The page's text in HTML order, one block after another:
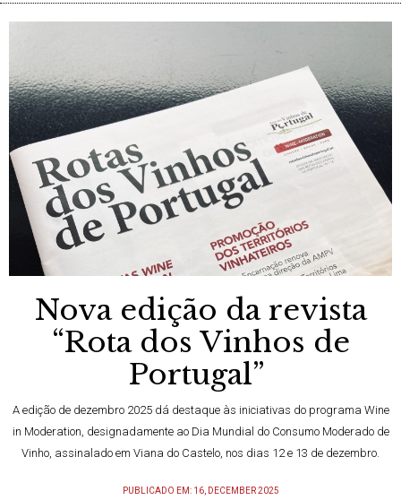
Nova edição da revista
“Rota dos Vinhos de
Portugal”
A edição de dezembro 2025 dá destaque às iniciativas do programa Wine
in Moderation, designadamente ao Dia Mundial do Consumo Moderado de
Vinho, assinalado em Viana do Castelo, nos dias 12 e 13 de dezembro.
PUBLICADO EM: 16, DECEMBER 2025